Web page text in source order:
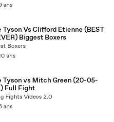
ans
Tyson Vs Clifford Etienne (BEST
KO EVER) Biggest Boxers
Boxers
ans
Tyson vs Mitch Green (20-05-
Full Fight
Fights Videos 2.0
ans